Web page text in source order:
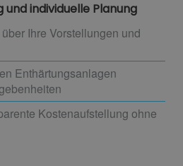
individuelle Planung
Ihre Vorstellungen und
Enthärtungsanlagen
Kostenaufstellung ohne